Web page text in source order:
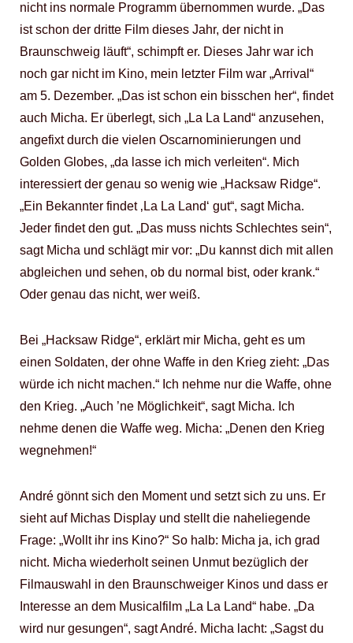
nicht ins normale Programm übernommen wurde. „Das
ist schon der dritte Film dieses Jahr, der nicht in
Braunschweig läuft“, schimpft er. Dieses Jahr war ich
noch gar nicht im Kino, mein letzter Film war „Arrival“
am 5. Dezember. „Das ist schon ein bisschen her“, findet
auch Micha. Er überlegt, sich „La La Land“ anzusehen,
angefixt durch die vielen Oscarnominierungen und
Golden Globes, „da lasse ich mich verleiten“. Mich
interessiert der genau so wenig wie „Hacksaw Ridge“.
„Ein Bekannter findet ‚La La Land‘ gut“, sagt Micha.
Jeder findet den gut. „Das muss nichts Schlechtes sein“,
sagt Micha und schlägt mir vor: „Du kannst dich mit allen
abgleichen und sehen, ob du normal bist, oder krank.“
Oder genau das nicht, wer weiß.
Bei „Hacksaw Ridge“, erklärt mir Micha, geht es um
einen Soldaten, der ohne Waffe in den Krieg zieht: „Das
würde ich nicht machen.“ Ich nehme nur die Waffe, ohne
den Krieg. „Auch ’ne Möglichkeit“, sagt Micha. Ich
nehme denen die Waffe weg. Micha: „Denen den Krieg
wegnehmen!“
André gönnt sich den Moment und setzt sich zu uns. Er
sieht auf Michas Display und stellt die naheliegende
Frage: „Wollt ihr ins Kino?“ So halb: Micha ja, ich grad
nicht. Micha wiederholt seinen Unmut bezüglich der
Filmauswahl in den Braunschweiger Kinos und dass er
Interesse an dem Musicalfilm „La La Land“ habe. „Da
wird nur gesungen“, sagt André. Micha lacht: „Sagst du